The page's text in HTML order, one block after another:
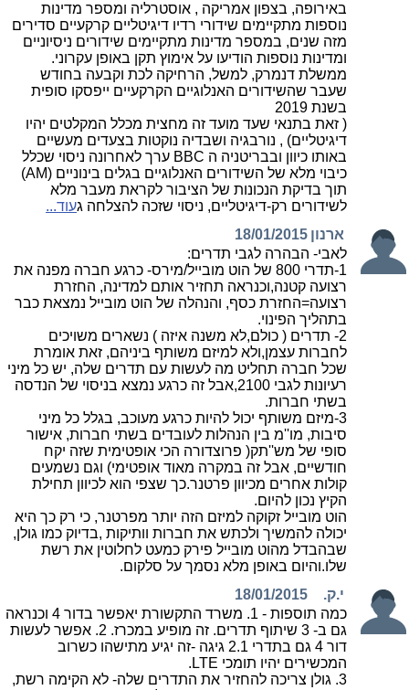
באירופה, בצפון אמריקה , אוסטרליה ומספר מדינות
נוספות מתקיימים שידורי רדיו דיגיטליים קרקעיים סדירים
מזה שנים, במספר מדינות מתקיימים שידורים ניסיוניים
ומדינות נוספות הודיעו על אימוץ תקן באופן עקרוני.
ממשלת דנמרק, למשל, הרחיקה לכת וקבעה בחודש
שעבר שהשידורים האנלוגיים הקרקעיים ייפסקו סופית
בשנת 2019
( זאת בתנאי שעד מועד זה מחצית מכלל המקלטים יהיו
דיגיטליים) , נורבגיה ושבדיה נוקטות בצעדים מעשיים
באותו כיוון ובבריטניה ה BBC ערך לאחרונה ניסוי שכלל
כיבוי מלא של השידורים האנלוגיים בגלים בינוניים (AM)
תוך בדיקת הנכונות של הציבור לקראת מעבר מלא
לשידורים רק-דיגיטליים, ניסוי שזכה להצלחה געוד...
ארנון 18/01/2015
לאבי- הבהרה לגבי תדרים:
1-תדרי 800 של הוט מובייל/מירס- כרגע חברה מפנה את
רצועה קטנה,וכנראה תחזיר אותם למדינה, החזרת
רצועה=החזרת כסף, והנהלה של הוט מובייל נמצאת כבר
בתהליך הפינוי.
2- תדרים ( כולם,לא משנה איזה ) נשארים משויכים
לחברות עצמן,ולא למיזם משותף ביניהם, זאת אומרת
שכל חברה תחליט מה לעשות עם תדרים שלה, יש כל מיני
רעיונות לגבי 2100,אבל זה כרגע נמצא בניסוי של הנדסה
בשתי חברות.
3-מיזם משותף יכול להיות כרגע מעוכב, בגלל כל מיני
סיבות, מו''מ בין הנהלות לעובדים בשתי חברות, אישור
סופי של מש''תק( פרוצדורה הכי אופטימית שזה יקח
חודשיים, אבל זה במקרה מאוד אופטימי) וגם נשמעים
קולות אחרים מכיוון פרטנר.כך שצפי הוא לכיוון תחילת
הקיץ נכון להיום.
הוט מובייל זקוקה למיזם הזה יותר מפרטנר, כי רק כך היא
יכולה להמשיך ולכתש את חברות וותיקות ,בדיוק כמו גולן,
שבהבדל מהוט מובייל פירק כמעט לחלוטין את רשת
שלו.והיום באופן מלא נסמך על סלקום.
י.ק.
18/01/2015
כמה תוספות - 1. משרד התקשורת יאפשר בדור 4 וכנראה
גם ב- 3 שיתוף תדרים. זה מופיע במכרז. 2. אפשר לעשות
דור 4 גם בתדרי 2.1 גיגה -זה יגיע מתישהו כשרוב
המכשירים יהיו תומכי LTE.
3. גולן צריכה להחזיר את התדרים שלה- לא הקימה רשת,